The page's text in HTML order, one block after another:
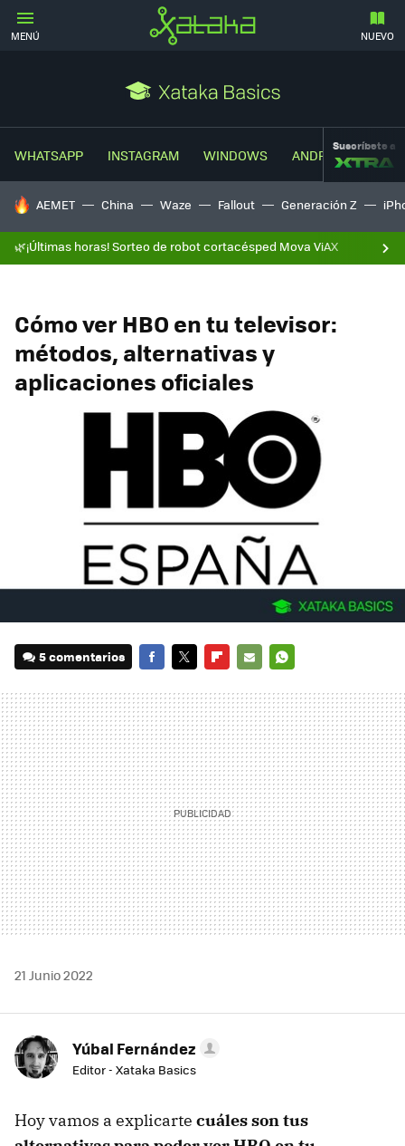
MENÚ NUEVO
WHATSAPP INSTAGRAM WINDOWS ANDROIDSuscríbete a
HOY SE HABLA DE
AEMET China Waze Fallout Generación Z
🌿¡Últimas horas! Sorteo de robot cortacésped Mova ViAX
Cómo ver HBO en tu televisor:
métodos, alternativas y
aplicaciones oficiales
5 comentarios
MAIL
21 Junio 2022
Yúbal Fernández
Editor - Xataka Basics
Hoy vamos a explicarte cuáles son tus